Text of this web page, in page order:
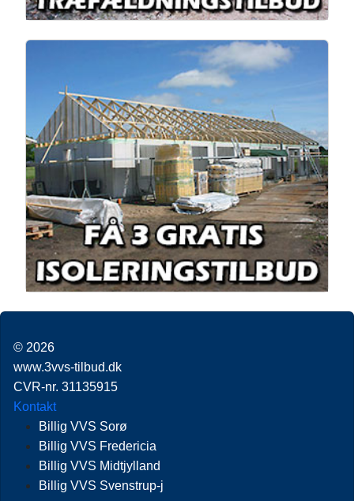
© 2026
www.3vvs-tilbud.dk
CVR-nr. 31135915
Kontakt
Billig VVS Sorø
Billig VVS Fredericia
Billig VVS Midtjylland
Billig VVS Svenstrup-j